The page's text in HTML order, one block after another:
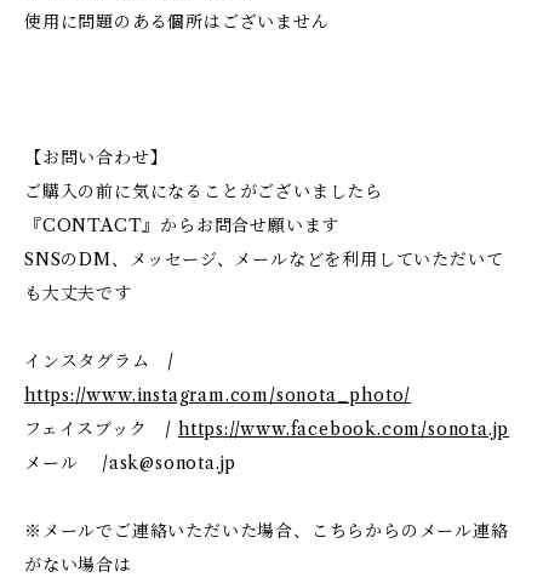
使用に問題のある個所はございません
【お問い合わせ】
ご購入の前に気になることがございましたら
『CONTACT』からお問合せ願います
SNSのDM、メッセージ、メールなどを利用していただいて
も大丈夫です
インスタグラム /
https://www.instagram.com/sonota_photo/
フェイスブック /https://www.facebook.com/sonota.jp
メール /ask@sonota.jp
※メールでご連絡いただいた場合、こちらからのメール連絡
がない場合は